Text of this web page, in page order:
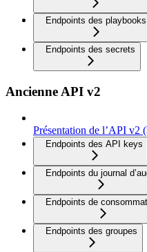
Endpoints des playbooks
Endpoints des secrets
Ancienne API v2
Présentation de l’API v2
Endpoints des API keys
Endpoints du journal
Endpoints de
Endpoints des groupes